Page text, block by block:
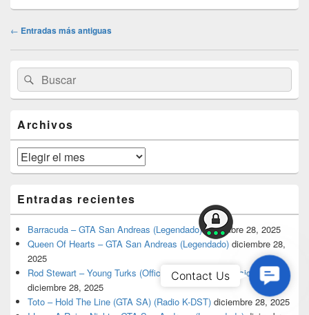
Navegación
← Entradas más antiguas
área
de
widget
lateral
primaria
Buscar
por:
Buscar
Archivos
Archivos
Entradas recientes
Barracuda – GTA San Andreas (Legendado) diciembre 28, 2025
Queen Of Hearts – GTA San Andreas (Legendado) diciembre 28,
2025
Rod Stewart – Young Turks (Official San Andreas Music Video)
diciembre 28, 2025
Toto – Hold The Line (GTA SA) (Radio K-DST) diciembre 28, 2025
Us
Contact Us